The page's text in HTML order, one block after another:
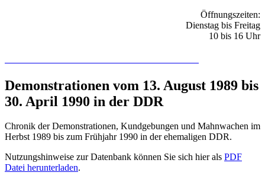
Öffnungszeiten:
Dienstag bis Freitag
10 bis 16 Uhr
Demonstrationen vom 13. August 1989 bis
30. April 1990 in der DDR
Chronik der Demonstrationen, Kundgebungen und Mahnwachen im
Herbst 1989 bis zum Frühjahr 1990 in der ehemaligen DDR.
Nutzungshinweise zur Datenbank können Sie sich hier als PDF
Datei herunterladen.